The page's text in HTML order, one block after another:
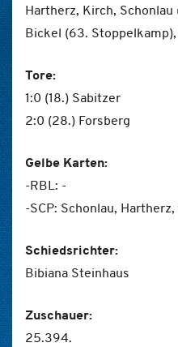
Hartherz, Kirch,
Bickel (63.
Tore:
1:0 (18.) Sabitzer
2:0 (28.) Forsberg
Gelbe Karten:
-RBL: -
-SCP: Schonlau,
Schiedsrichter:
Bibiana Steinhaus
Zuschauer:
25.394.